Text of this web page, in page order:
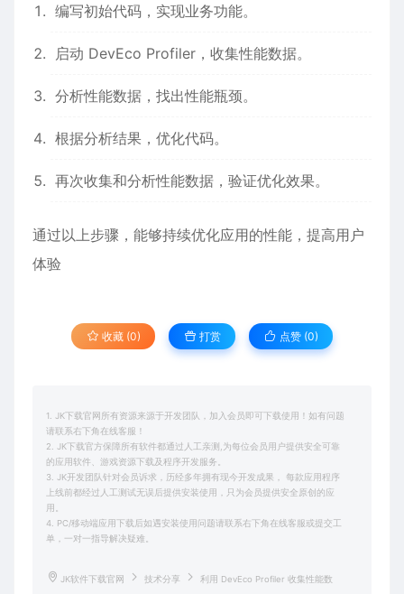
编写初始代码，实现业务功能。
启动 DevEco Profiler，收集性能数据。
分析性能数据，找出性能瓶颈。
根据分析结果，优化代码。
再次收集和分析性能数据，验证优化效果。
通过以上步骤，能够持续优化应用的性能，提高用户
体验
收藏 (0) 打赏 点赞 (0)
1. JK下载官网所有资源来源于开发团队，加入会员即可下载使用！如有问题
请联系右下角在线客服！
2. JK下载官方保障所有软件都通过人工亲测,为每位会员用户提供安全可靠
的应用软件、游戏资源下载及程序开发服务。
3. JK开发团队针对会员诉求，历经多年拥有现今开发成果， 每款应用程序
上线前都经过人工测试无误后提供安装使用，只为会员提供安全原创的应
用。
4. PC/移动端应用下载后如遇安装使用问题请联系右下角在线客服或提交工
单，一对一指导解决疑难。
JK软件下载官网 技术分享 利用 DevEco Profiler 收集性能数